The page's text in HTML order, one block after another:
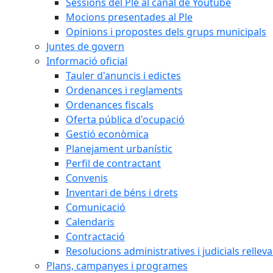
Mocions presentades al Ple
Opinions i propostes dels grups municipals
Juntes de govern
Informació oficial
Tauler d'anuncis i edictes
Ordenances i reglaments
Ordenances fiscals
Oferta pública d'ocupació
Gestió econòmica
Planejament urbanístic
Perfil de contractant
Convenis
Inventari de béns i drets
Comunicació
Calendaris
Contractació
Resolucions administratives i judicials
Plans, campanyes i programes